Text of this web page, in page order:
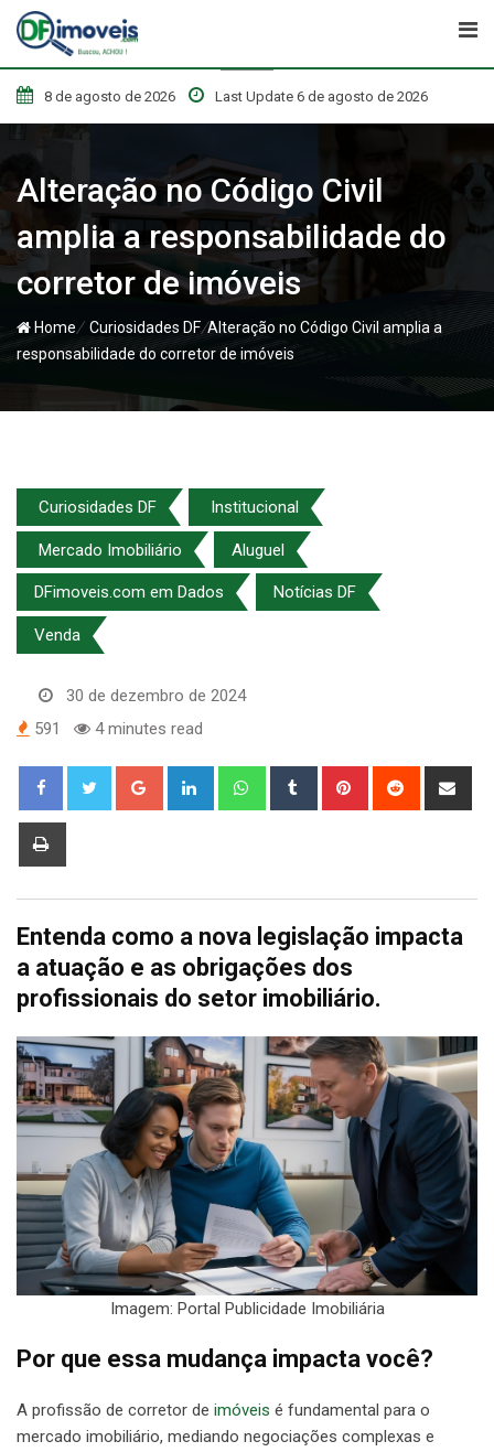
Skip
content
8 de agosto de 2026 Last Update 6 de agosto de 2026
Alteração no Código Civil
amplia a responsabilidade do
corretor de imóveis
Home/Curiosidades DF/Alteração no Código Civil amplia a
responsabilidade do corretor de imóveis
Curiosidades DF Institucional
Mercado Imobiliário Aluguel
DFimoveis.com em Dados Notícias DF
Venda
30 de dezembro de 2024
591
4 minutes read
Google+ LinkedIn WhatsappTumblr Pinterest Reddit
Entenda como a nova legislação impacta
a atuação e as obrigações dos
profissionais do setor imobiliário.
Imagem: Portal Publicidade Imobiliária
Por que essa mudança impacta você?
A profissão de corretor de imóveis é fundamental para o
mercado imobiliário, mediando negociações complexas e